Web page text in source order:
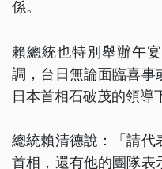
係。
賴總統也特別舉辦午
調，台日無論面臨喜事
日本首相石破茂的領導
總統賴清德說：「請代
首相，還有他的團隊表